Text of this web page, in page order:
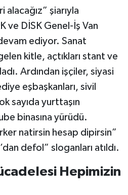
alacağız” şiarıyla
ve DİSK Genel-İş Van
ediyor. Sanat
kitle, açtıkları stant ve
Ardından işçiler, siyasi
eşbaşkanları, sivil
sayıda yurttaşın
binasına yürüdü.
natirsin hesap dipirsin”
defol” sloganları atıldı.
Hepimizin